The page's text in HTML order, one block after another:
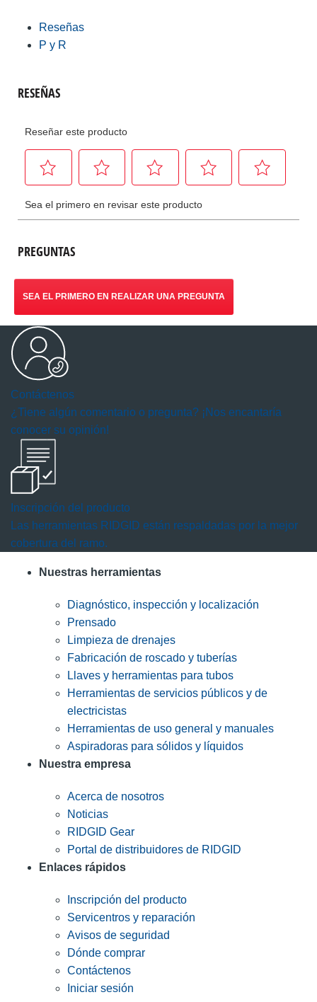
Reseñas
P y R
PREGUNTAS
SEA EL PRIMERO EN REALIZAR UNA PREGUNTA
Contáctenos
¿Tiene algún comentario o pregunta? ¡Nos encantaría
conocer su opinión!
Inscripción del producto
Las herramientas RIDGID están respaldadas por la mejor
cobertura del ramo.
Nuestras herramientas
Diagnóstico, inspección y localización
Prensado
Limpieza de drenajes
Fabricación de roscado y tuberías
Llaves y herramientas para tubos
Herramientas de servicios públicos y de
electricistas
Herramientas de uso general y manuales
Aspiradoras para sólidos y líquidos
Nuestra empresa
Acerca de nosotros
Noticias
RIDGID Gear
Portal de distribuidores de RIDGID
Enlaces rápidos
Inscripción del producto
Servicentros y reparación
Avisos de seguridad
Dónde comprar
Contáctenos
Iniciar sesión